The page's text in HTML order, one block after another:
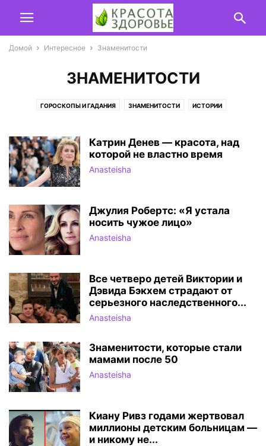
Домой Интересное Знаменитости
ЗНАМЕНИТОСТИ
ГОРОСКОПЫ И ГАДАНИЯ ЗНАМЕНИТОСТИ ИСТОРИИ
Катрин Денев — красота, над
которой не властно время
Anasteisha
Джулия Робертс: «Я устала
носить чужое лицо»
Anasteisha
Все четверо детей Виктории и
Дэвида Бэкхем страдают от
серьезного наследственного...
Anasteisha
Знаменитости, которые стали
мамами после 50
Anasteisha
Киану Ривз годами жертвовал
миллионы детским больницам —
и никому не...